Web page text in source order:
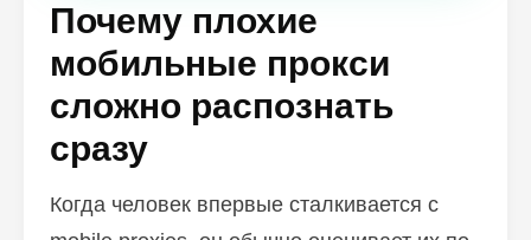
Почему плохие
мобильные прокси
сложно распознать
сразу
Когда человек впервые сталкивается с